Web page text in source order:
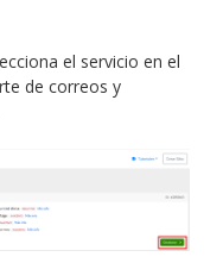
el servicio en el
de correos y